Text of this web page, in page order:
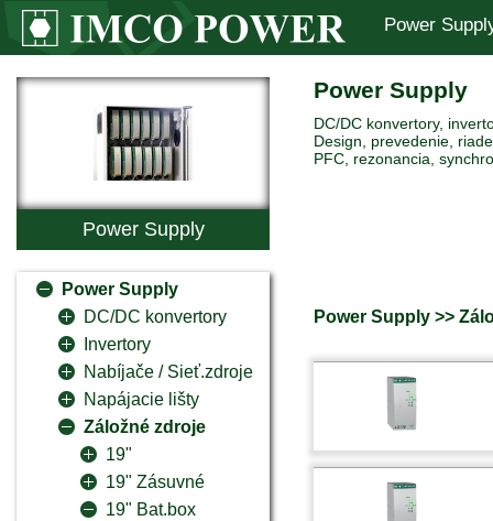
Power
Power Supply
Power Supply
DC/DC konvertory
Invertory
Nabíjače / Sieť.zdroje
Napájacie lišty
Záložné zdroje
19"
19" Zásuvné
19" Bat.box
Power Supply
DC/DC konvertory,
Design, prevedenie,
PFC, rezonancia,
Power Supply >>